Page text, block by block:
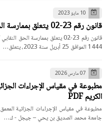
10 مايو 2023
قانون رقم 23-02 يتعلق بممارسة الحق النقابي PDF
1444 الموافق 25 أبريل سنة 2023، يتعلق…
07 مارس 2026
مطبوعة في مقياس الإجراءات
الكريم PDF
جامعة محمد الصديق بن يحي – جيجل - ك…